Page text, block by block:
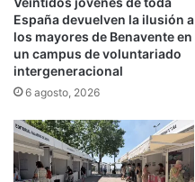
España devuelven la ilusión a
los mayores de Benavente en
un campus de voluntariado
intergeneracional
6 agosto, 2026